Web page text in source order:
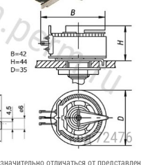
отличаться от